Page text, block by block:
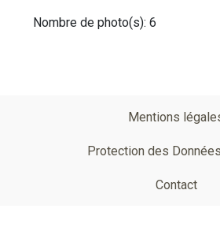
Nombre de photo(s): 6
Mentions
Protection des
Contact